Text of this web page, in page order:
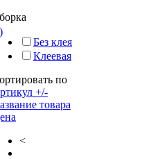
Без клея
Клеевая
по
+/-
товара
<